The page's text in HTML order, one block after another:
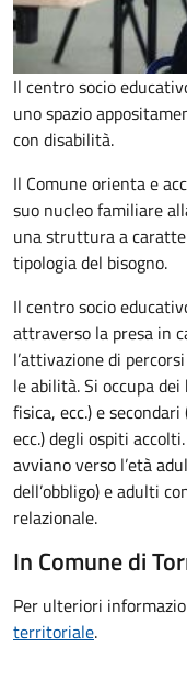
Il centro socio
uno spazio
con disabilità.
Il Comune orienta e
suo nucleo familiare
una struttura a
tipologia del bisogno.
Il centro socio
attraverso la presa in
l’attivazione di
le abilità. Si occupa
fisica, ecc.) e
ecc.) degli ospiti
avviano verso l’età
dell’obbligo) e adulti
relazionale.
In Comune di
Per ulteriori
territoriale.